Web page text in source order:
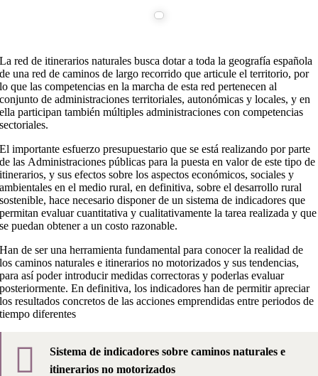
La red de itinerarios naturales busca dotar a toda la geografía española
de una red de caminos de largo recorrido que articule el territorio, por
lo que las competencias en la marcha de esta red pertenecen al
conjunto de administraciones territoriales, autonómicas y locales, y en
ella participan también múltiples administraciones con competencias
sectoriales.
El importante esfuerzo presupuestario que se está realizando por parte
de las Administraciones públicas para la puesta en valor de este tipo de
itinerarios, y sus efectos sobre los aspectos económicos, sociales y
ambientales en el medio rural, en definitiva, sobre el desarrollo rural
sostenible, hace necesario disponer de un sistema de indicadores que
permitan evaluar cuantitativa y cualitativamente la tarea realizada y que
se puedan obtener a un costo razonable.
Han de ser una herramienta fundamental para conocer la realidad de
los caminos naturales e itinerarios no motorizados y sus tendencias,
para así poder introducir medidas correctoras y poderlas evaluar
posteriormente. En definitiva, los indicadores han de permitir apreciar
los resultados concretos de las acciones emprendidas entre periodos de
tiempo diferentes
Sistema de indicadores sobre caminos naturales e
itinerarios no motorizados